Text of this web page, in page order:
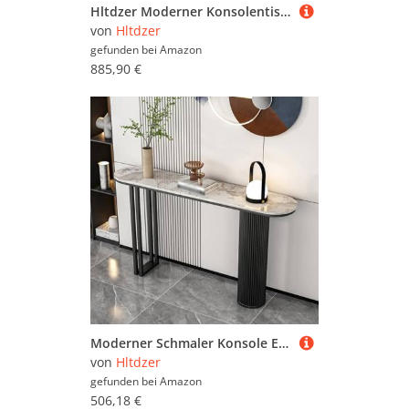
Hltdzer Moderner Konsolentisch aus Eisen mit herzförmigem Fuß und Antik-Finish, langes Regal, Wandregal, Flurtisch, Podest, Verandaschrank(C,150 * 30 * 80cm/59.1 * 11.8 * 31.5in)
von Hltdzer
gefunden bei Amazon
885,90 €
Moderner Schmaler Konsole Eingangs Akzent Tisch mit Geometrischer Basis Industrieller Steinplatte und Metall Rechteckrahmen Sofa Tisch Hinter Dem Sofa für Wohnzimmer(E,100*30*80CM/39.4*11.8*31.5IN)
von Hltdzer
gefunden bei Amazon
506,18 €